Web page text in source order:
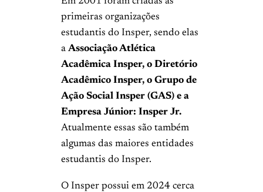
primeiras organizações
estudantis do Insper, sendo elas
a Associação Atlética
Acadêmica Insper, o Diretório
Acadêmico Insper, o Grupo de
Ação Social Insper (GAS) e a
Empresa Júnior: Insper Jr.
Atualmente essas são também
algumas das maiores entidades
estudantis do Insper.
O Insper possui em 2024 cerca